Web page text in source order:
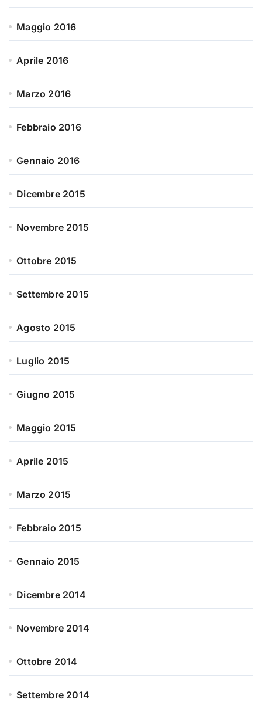
Maggio 2016
Aprile 2016
Marzo 2016
Febbraio 2016
Gennaio 2016
Dicembre 2015
Novembre 2015
Ottobre 2015
Settembre 2015
Agosto 2015
Luglio 2015
Giugno 2015
Maggio 2015
Aprile 2015
Marzo 2015
Febbraio 2015
Gennaio 2015
Dicembre 2014
Novembre 2014
Ottobre 2014
Settembre 2014